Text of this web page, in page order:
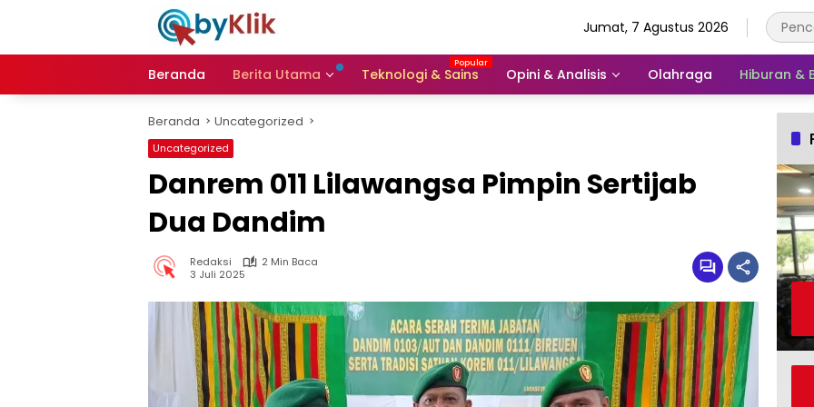
Jumat, 7 Agustus 2026
Beranda Berita Utama Teknologi & Sains Opini & Analisis Olahraga Hiburan &
Beranda Uncategorized
Uncategorized
Danrem 011 Lilawangsa Pimpin Sertijab
Dua Dandim
Redaksi
2 Min Baca
3 Juli 2025